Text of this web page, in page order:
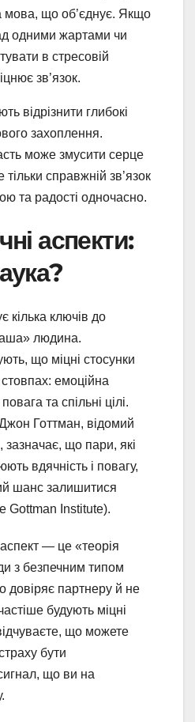
мова, що об’єднує. Якщо
одними жартами чи
в стресовій
зв’язок.
відрізнити глибокі
захоплення.
може змусити серце
справжній зв’язок
та радості одночасно.
аспекти:
кілька ключів до
людина.
що міцні стосунки
емоційна
та спільні цілі.
Готтман, відомий
зазначає, що пари, які
вдячність і повагу,
шанс залишитися
Gottman Institute).
— це «теорія
з безпечним типом
довіряє партнеру й не
будують міцні
що можете
бути
що ви на